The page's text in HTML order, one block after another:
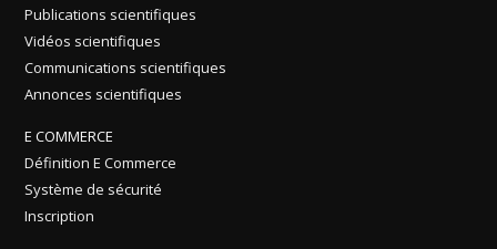
Publications scientifiques
Vidéos scientifiques
Communications scientifiques
Annonces scientifiques
E COMMERCE
Définition E Commerce
Système de sécurité
Inscription